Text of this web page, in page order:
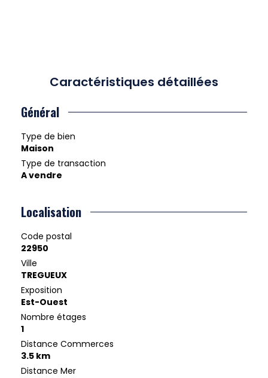
Caractéristiques détaillées
Général
Type de bien
Maison
Type de transaction
A vendre
Localisation
Code postal
22950
Ville
TREGUEUX
Exposition
Est-Ouest
Nombre étages
1
Distance Commerces
3.5 km
Distance Mer